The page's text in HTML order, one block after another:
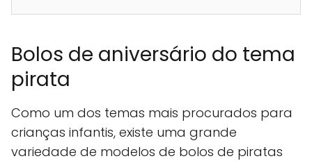
Bolos de aniversário do tema
pirata
Como um dos temas mais procurados para
crianças infantis, existe uma grande
variedade de modelos de bolos de piratas